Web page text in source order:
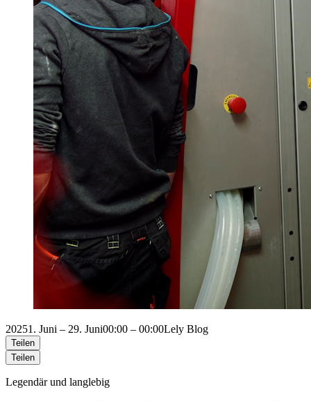
20251. Juni – 29. Juni00:00 – 00:00Lely Blog
Teilen
Teilen
Legendär und langlebig